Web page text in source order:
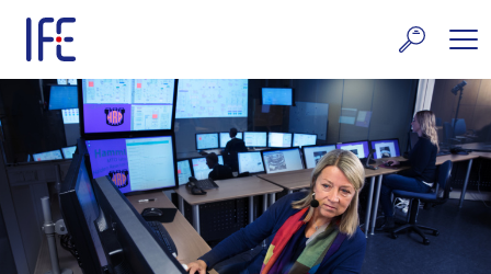
content
og tjenester
teknologi & eiendom